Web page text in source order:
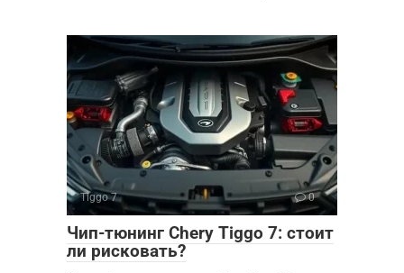
Tiggo 7 0
Чип-тюнинг Chery Tiggo 7: стоит
ли рисковать?